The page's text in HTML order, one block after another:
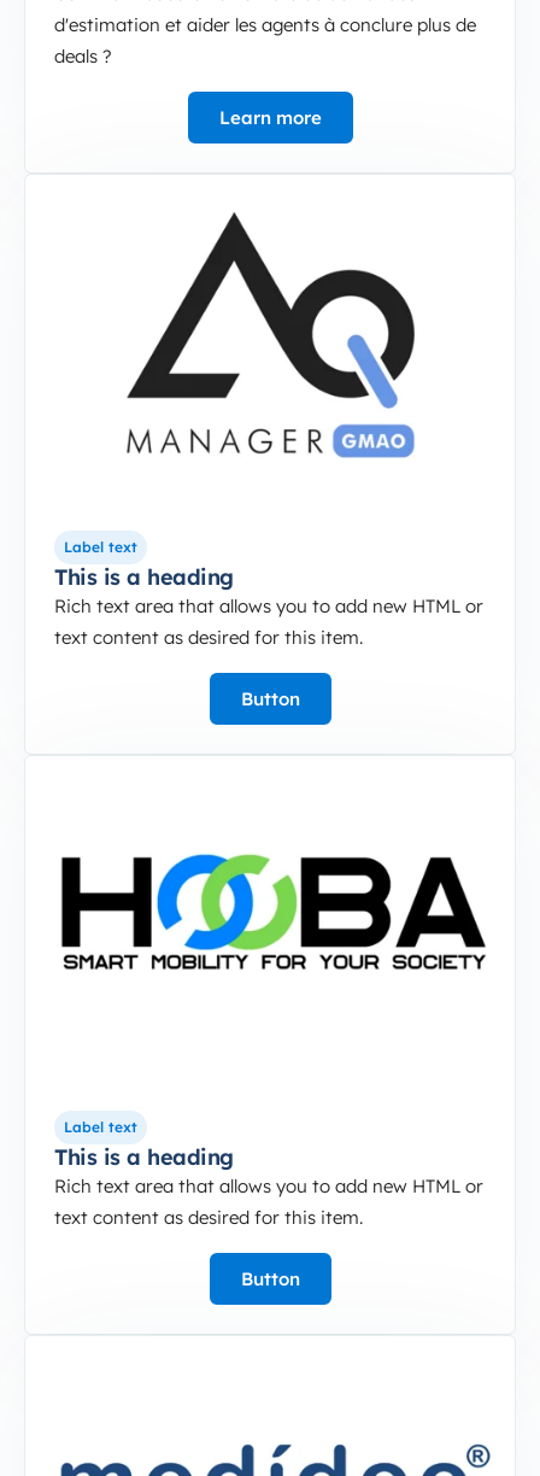
d'estimation et aider les agents à conclure plus de
deals ?
Learn more
Label text
This is a heading
Rich text area that allows you to add new HTML or
text content as desired for this item.
Button
Label text
This is a heading
Rich text area that allows you to add new HTML or
text content as desired for this item.
Button